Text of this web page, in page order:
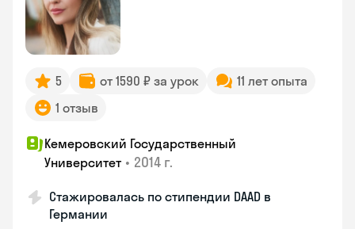
5 от 1590 ₽ за урок
11 лет опыта
1 отзыв
Кемеровский Государственный
Университет • 2014 г.
Стажировалась по стипендии DAAD в
Германии